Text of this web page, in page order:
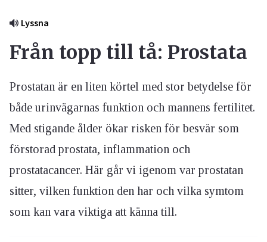
Lyssna
Från topp till tå: Prostata
Prostatan är en liten körtel med stor betydelse för
både urinvägarnas funktion och mannens fertilitet.
Med stigande ålder ökar risken för besvär som
förstorad prostata, inflammation och
prostatacancer. Här går vi igenom var prostatan
sitter, vilken funktion den har och vilka symtom
som kan vara viktiga att känna till.